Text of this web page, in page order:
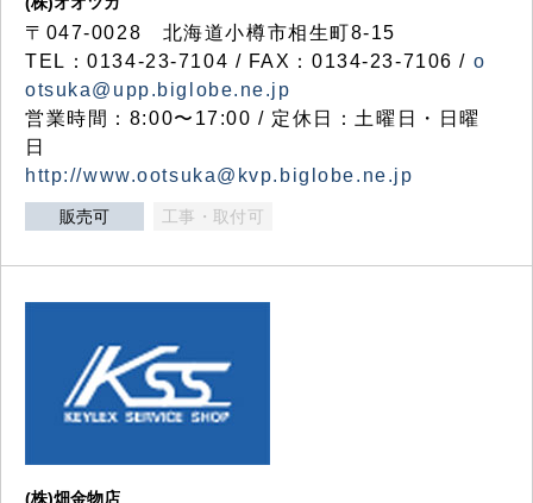
〒047-0028 北海道小樽市相生町8-15
TEL：0134-23-7104 / FAX：0134-23-7106 / o
otsuka@upp.biglobe.ne.jp
営業時間：8:00〜17:00 / 定休日：土曜日・日曜
日
http://www.ootsuka@kvp.biglobe.ne.jp
販売可 工事・取付可
(株)畑金物店